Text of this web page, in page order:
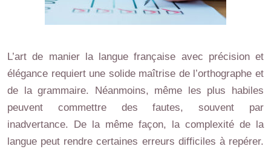
L’art de manier la langue française avec précision et
élégance requiert une solide maîtrise de l’orthographe et
de la grammaire. Néanmoins, même les plus habiles
peuvent commettre des fautes, souvent par
inadvertance. De la même façon, la complexité de la
langue peut rendre certaines erreurs difficiles à repérer.